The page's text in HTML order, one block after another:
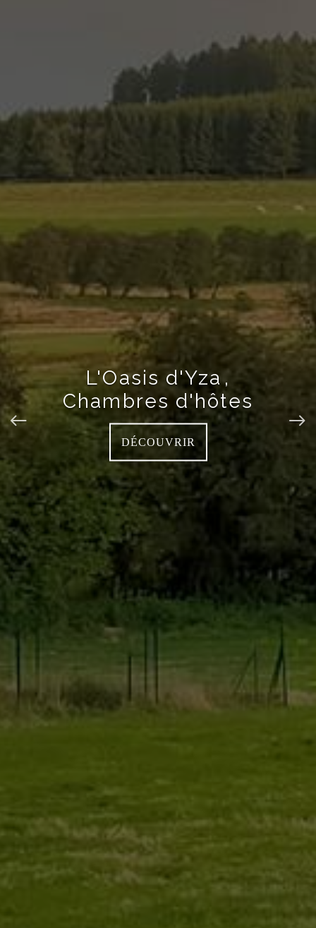
L'Oasis d'Yza,
Chambres d'hôtes
DÉCOUVRIR